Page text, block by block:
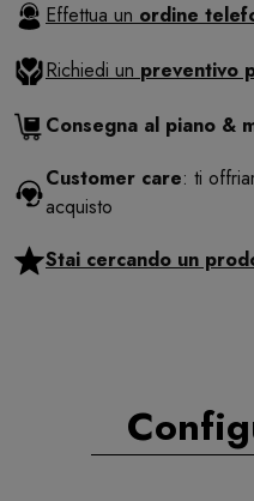
Effettua un ordine
Richiedi un preventivo
Consegna al piano &
Customer care: ti
acquisto
Stai cercando un